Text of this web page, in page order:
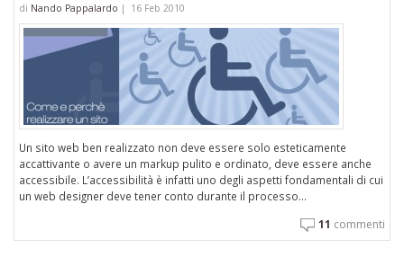
di Nando Pappalardo | 16 Feb 2010
Un sito web ben realizzato non deve essere solo esteticamente
accattivante o avere un markup pulito e ordinato, deve essere anche
accessibile. L’accessibilità è infatti uno degli aspetti fondamentali di cui
un web designer deve tener conto durante il processo...
11 commenti